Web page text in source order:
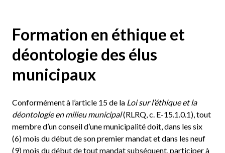
Formation en éthique et
déontologie des élus
municipaux
Conformément à l’article 15 de la Loi sur l’éthique et la
déontologie en milieu municipal(RLRQ, c. E-15.1.0.1), tout
membre d’un conseil d’une municipalité doit, dans les six
(6) mois du début de son premier mandat et dans les neuf
(9) mois du début de tout mandat subséquent, participer à